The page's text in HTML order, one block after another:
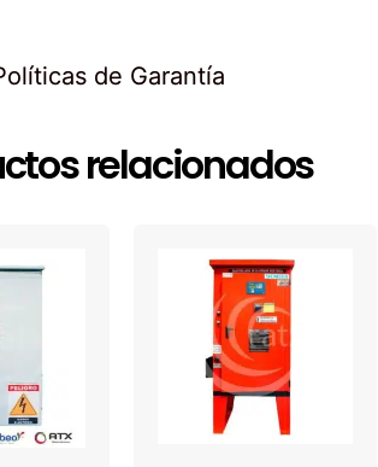
de Garantía
relacionados